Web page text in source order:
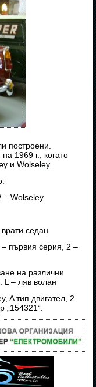
построени.
1969 г., когато
и Wolseley.
– Wolseley
седан
първия серия, 2 –
на различни
L – ляв волан
A тип двигател, 2
„154321“.